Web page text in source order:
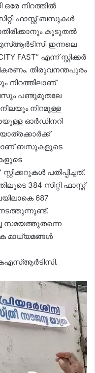
ഒരേ നിറത്തിൽ
ഫാസ്റ്റ് ബസുകൾ
കൂടുതൽ
ഇന്നലെ
FAST” എന്ന് സ്റ്റിക്കർ
തിരുവനന്തപുരം
നിറത്തിലാണ്
ബസും പണ്ടുമുതലേ
നിറമുള്ള
ഓർഡിനറി
ബസുകളുടെ
പതിപ്പിച്ചത്.
384 സിറ്റി ഫാസ്റ്റ്
687
സമയത്തുതന്നെ
മാധ്യമങ്ങൾ